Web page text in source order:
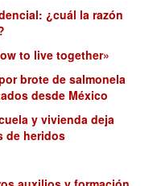
¿cuál la razón
to live together»
brote de salmonela
desde México
y vivienda deja
de heridos